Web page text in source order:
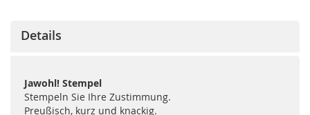
Details
Jawohl! Stempel
Stempeln Sie Ihre Zustimmung.
Preußisch, kurz und knackig.